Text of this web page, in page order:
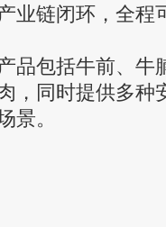
业链闭环，全程
品包括牛前、牛
，同时提供多种
景。